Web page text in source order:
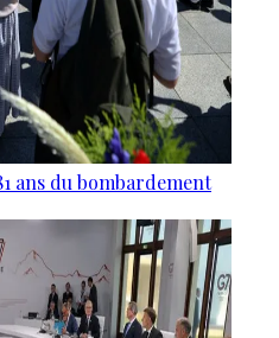
ans du bombardement